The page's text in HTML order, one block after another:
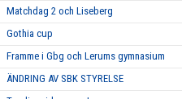
Matchdag 2 och Liseberg
Gothia cup
Framme i Gbg och Lerums gymnasium
ÄNDRING AV SBK STYRELSE